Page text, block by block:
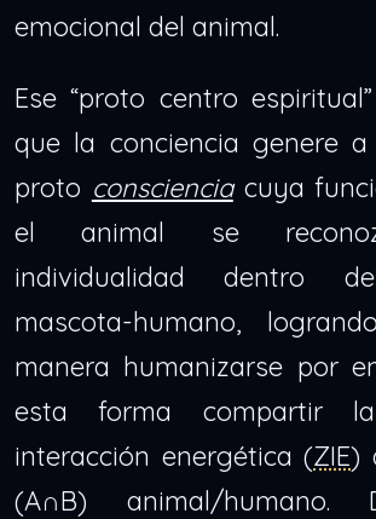
emocional del animal.
Ese “proto centro
que la conciencia genere
proto conscienciacuya
el animal se
individualidad dentro
mascota-humano,
manera humanizarse por
esta forma compartir
interacción energética (ZIE)
(A∩B) animal/humano.